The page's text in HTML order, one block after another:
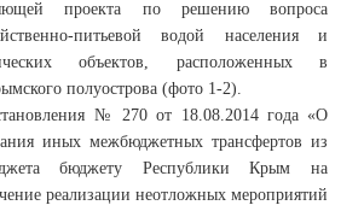
проекта по решению вопроса
питьевой водой населения и
объектов, расположенных в
полуострова (фото 1-2).
№ 270 от 18.08.2014 года «О
иных межбюджетных трансфертов из
бюджету Республики Крым на
реализации неотложных мероприятий